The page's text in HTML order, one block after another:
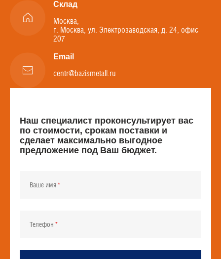
Склад
Москва,
г. Москва, ул. Электрозаводская, д. 24, офис
207
Email
centr@bazismetall.ru
Наш специалист проконсультирует вас
по стоимости, срокам поставки и
сделает максимально выгодное
предложение под Ваш бюджет.
Ваше имя
Телефон